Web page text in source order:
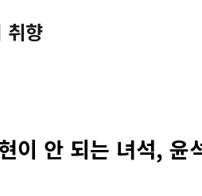
취향
이 안 되는 녀석, 윤